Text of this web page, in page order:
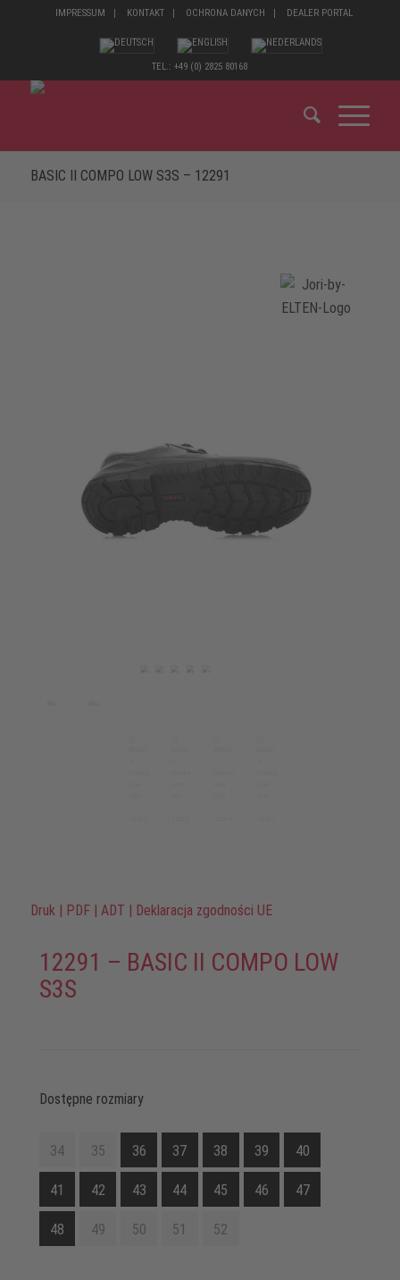
IMPRESSUM KONTAKT OCHRONA DANYCH DEALER PORTAL
TEL.: +49 (0) 2825 80168
BASIC II COMPO LOW S3S – 12291
Druk | PDF | ADT | Deklaracja zgodności UE
12291 – BASIC II COMPO LOW
S3S
Dostępne rozmiary
34 35 36 37 38 39 40
41 42 43 44 45 46 47
48 49 50 51 52